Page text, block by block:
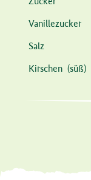
Vanillezucker
Salz
Kirschen (süß)